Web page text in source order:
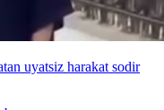
uyatsiz harakat sodir